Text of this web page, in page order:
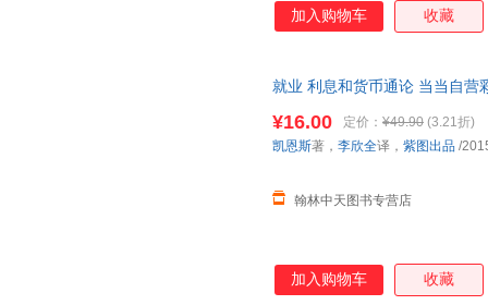
加入购物车 收藏
就业 利息和货币通论 当当自营
¥16.00 定价： ¥49.90 (3.21折)
翰林中天图书专营店
凯恩斯著， 李欣全译， 紫图出品 /
加入购物车 收藏